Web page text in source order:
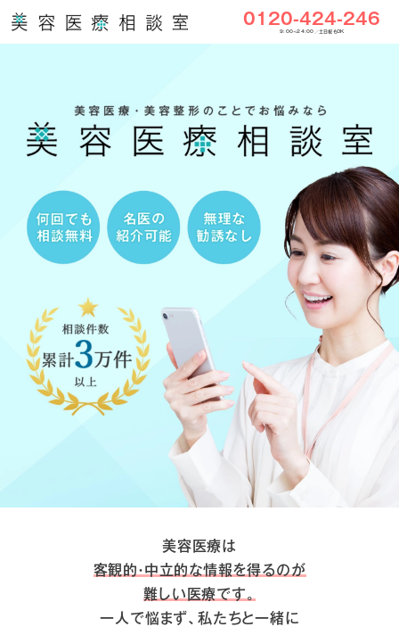
0120-424-246
9:00〜24:00／土日祝もOK
美容医療は
客観的・中立的な情報を得るのが
難しい医療です。
一人で悩まず、私たちと一緒に